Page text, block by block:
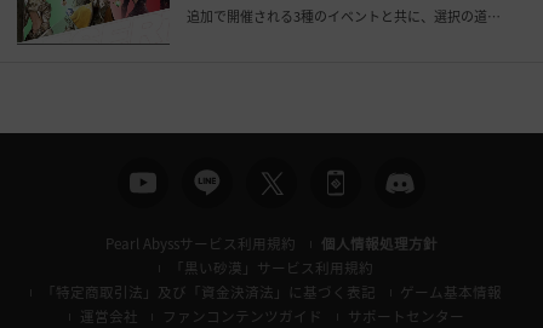
追加で開催される3種のイベントと共に、選択の道イベントをお楽しみください。
Pearl Abyssサービス利用規約
個人情報処理方針
「黒い砂漠」サービス利用規約
「特定商取引法」及び「資金決済法」に基づく表記
ゲーム基本情報
運営会社
ファンコンテンツガイド
サポートセンター